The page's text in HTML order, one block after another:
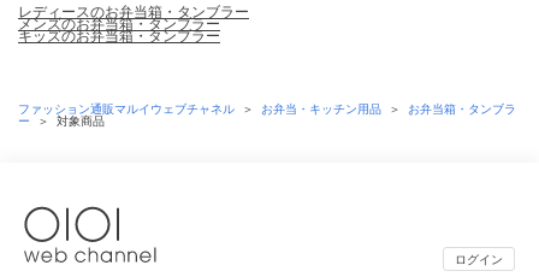
レディースのお弁当箱・タンブラー
メンズのお弁当箱・タンブラー
キッズのお弁当箱・タンブラー
ファッション通販マルイウェブチャネル ＞ お弁当・キッチン用品 ＞
お弁当箱・タンブラ
ー
＞ 対象商品
ログイン